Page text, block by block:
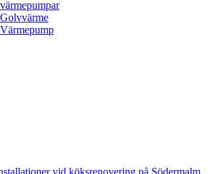
vid köksrenovering på Södermalm